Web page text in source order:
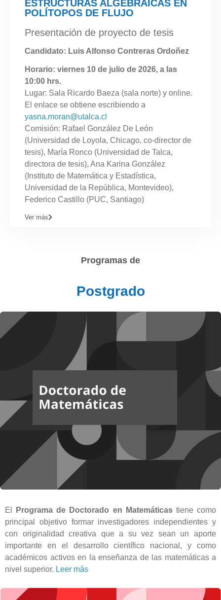
ESTRUCTURAS ALGEBRAICAS EN
POLÍTOPOS DE FLUJO
Presentación de proyecto de tesis
Candidato: Luis Alfonso Contreras Ordoñez
Horario: viernes 10 de julio de 2026, a las
10:00 hrs.
Lugar: Sala Ricardo Baeza (sala norte) y online.
El enlace se obtiene escribiendo a
yasna.moran@utalca.cl
Comisión: Rafael González De León
(Universidad de Loyola, Chicago, co-director de
tesis), María Ronco (Universidad de Talca,
directora de tesis), Ana Karina González
(Instituto de Matemática y Estadística,
Universidad de la República, Montevideo),
Federico Castillo (PUC, Santiago)
Ver más
Programas de
Postgrado
El Programa de Doctorado en Matemáticastiene como
principal objetivo formar investigadores independientes y
con originalidad creativa que a su vez sean un aporte
importante en el desarrollo científico nacional, y como
académicos activos en la enseñanza de las matemáticas a
nivel superior. Leer más